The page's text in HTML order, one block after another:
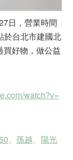
日，營業時間
於台北市建國北
買好物，做公益
watch?v=
、孫越、 陽光